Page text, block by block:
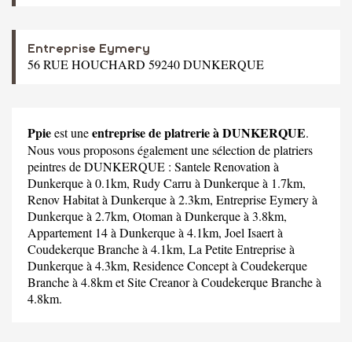
Entreprise Eymery
56 RUE HOUCHARD 59240 DUNKERQUE
Ppieest uneentreprise de platrerie à DUNKERQUE.
Nous vous proposons également une sélection de platriers
peintres de DUNKERQUE : Santele Renovation à
Dunkerque à 0.1km, Rudy Carru à Dunkerque à 1.7km,
Renov Habitatà Dunkerque à 2.3km, Entreprise Eymeryà
Dunkerque à 2.7km, Otoman à Dunkerque à 3.8km,
Appartement 14à Dunkerque à 4.1km, Joel Isaertà
Coudekerque Branche à 4.1km, La Petite Entrepriseà
Dunkerque à 4.3km, Residence Conceptà Coudekerque
Branche à 4.8km etSite Creanorà Coudekerque Branche à
4.8km.